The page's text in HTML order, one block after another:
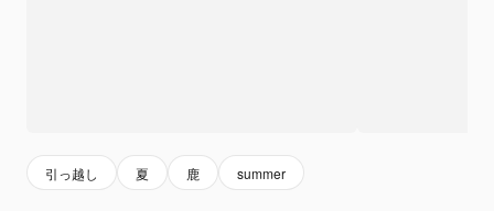
引っ越し 夏 鹿 summer